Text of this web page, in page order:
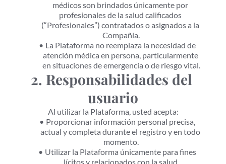
médicos son brindados únicamente por
profesionales de la salud calificados
(“Profesionales”) contratados o asignados a la
Compañía.
La Plataforma no reemplaza la necesidad de
atención médica en persona, particularmente
en situaciones de emergencia o de riesgo vital.
2. Responsabilidades del
usuario
Al utilizar la Plataforma, usted acepta:
Proporcionar información personal precisa,
actual y completa durante el registro y en todo
momento.
Utilizar la Plataforma únicamente para fines
lícitos y relacionados con la salud.